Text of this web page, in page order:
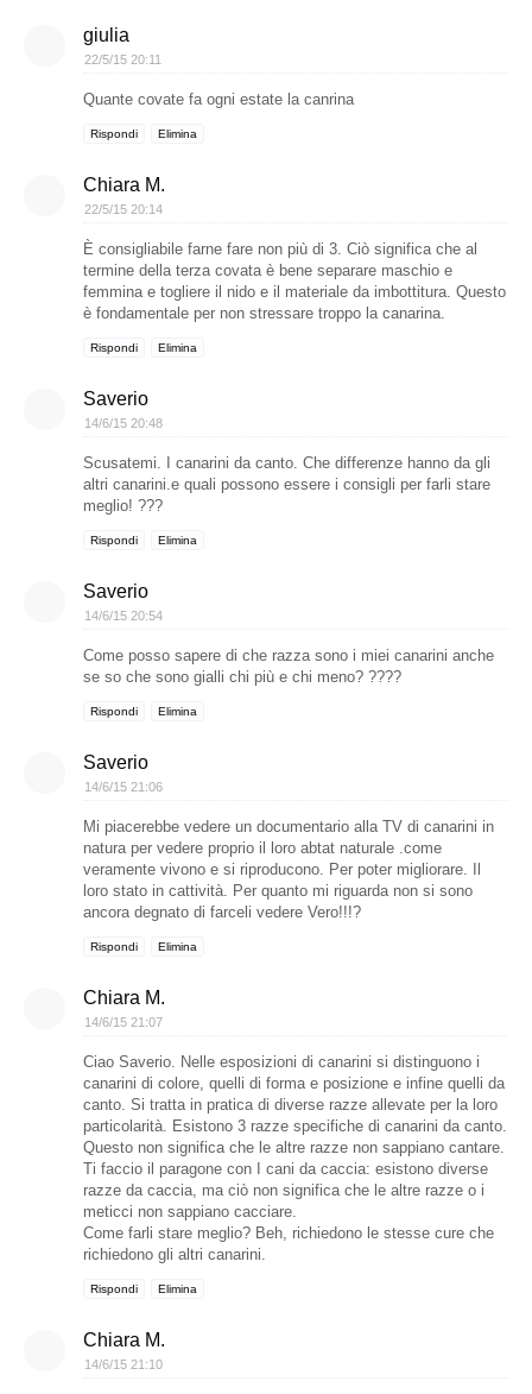
giulia
22/5/15 20:11
Quante covate fa ogni estate la canrina
Rispondi Elimina
Chiara M.
22/5/15 20:14
È consigliabile farne fare non più di 3. Ciò significa che al
termine della terza covata è bene separare maschio e
femmina e togliere il nido e il materiale da imbottitura. Questo
è fondamentale per non stressare troppo la canarina.
Rispondi Elimina
Saverio
14/6/15 20:48
Scusatemi. I canarini da canto. Che differenze hanno da gli
altri canarini.e quali possono essere i consigli per farli stare
meglio! ???
Rispondi Elimina
Saverio
14/6/15 20:54
Come posso sapere di che razza sono i miei canarini anche
se so che sono gialli chi più e chi meno? ????
Rispondi Elimina
Saverio
14/6/15 21:06
Mi piacerebbe vedere un documentario alla TV di canarini in
natura per vedere proprio il loro abtat naturale .come
veramente vivono e si riproducono. Per poter migliorare. Il
loro stato in cattività. Per quanto mi riguarda non si sono
ancora degnato di farceli vedere Vero!!!?
Rispondi Elimina
Chiara M.
14/6/15 21:07
Ciao Saverio. Nelle esposizioni di canarini si distinguono i
canarini di colore, quelli di forma e posizione e infine quelli da
canto. Si tratta in pratica di diverse razze allevate per la loro
particolarità. Esistono 3 razze specifiche di canarini da canto.
Questo non significa che le altre razze non sappiano cantare.
Ti faccio il paragone con I cani da caccia: esistono diverse
razze da caccia, ma ciò non significa che le altre razze o i
meticci non sappiano cacciare.
Come farli stare meglio? Beh, richiedono le stesse cure che
richiedono gli altri canarini.
Rispondi Elimina
Chiara M.
14/6/15 21:10